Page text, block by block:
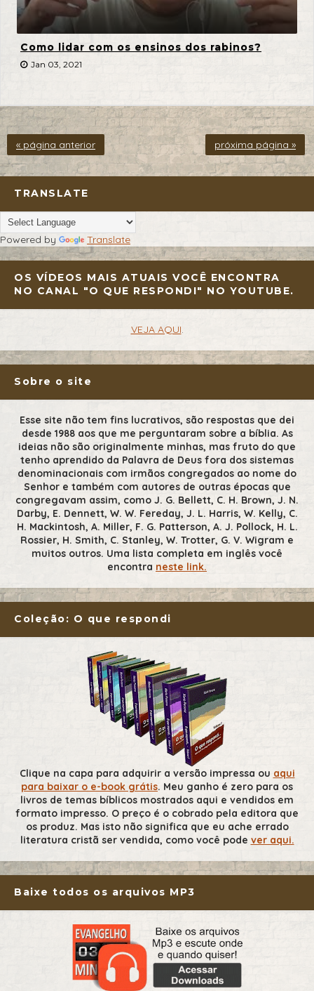
Como lidar com os ensinos dos rabinos?
Jan 03, 2021
« página anterior próxima página »
TRANSLATE
Powered by Translate
OS VÍDEOS MAIS ATUAIS VOCÊ ENCONTRA
NO CANAL "O QUE RESPONDI" NO YOUTUBE.
VEJA AQUI.
Sobre o site
Esse site não tem fins lucrativos, são respostas que dei
desde 1988 aos que me perguntaram sobre a bíblia. As
ideias não são originalmente minhas, mas fruto do que
tenho aprendido da Palavra de Deus fora dos sistemas
denominacionais com irmãos congregados ao nome do
Senhor e também com autores de outras épocas que
congregavam assim, como J. G. Bellett, C. H. Brown, J. N.
Darby, E. Dennett, W. W. Fereday, J. L. Harris, W. Kelly, C.
H. Mackintosh, A. Miller, F. G. Patterson, A. J. Pollock, H. L.
Rossier, H. Smith, C. Stanley, W. Trotter, G. V. Wigram e
muitos outros. Uma lista completa em inglês você
encontra neste link.
Coleção: O que respondi
Clique na capa para adquirir a versão impressa ou aqui
para baixar o e-book grátis. Meu ganho é zero para os
livros de temas bíblicos mostrados aqui e vendidos em
formato impresso. O preço é o cobrado pela editora que
os produz. Mas isto não significa que eu ache errado
literatura cristã ser vendida, como você pode ver aqui.
Baixe todos os arquivos MP3